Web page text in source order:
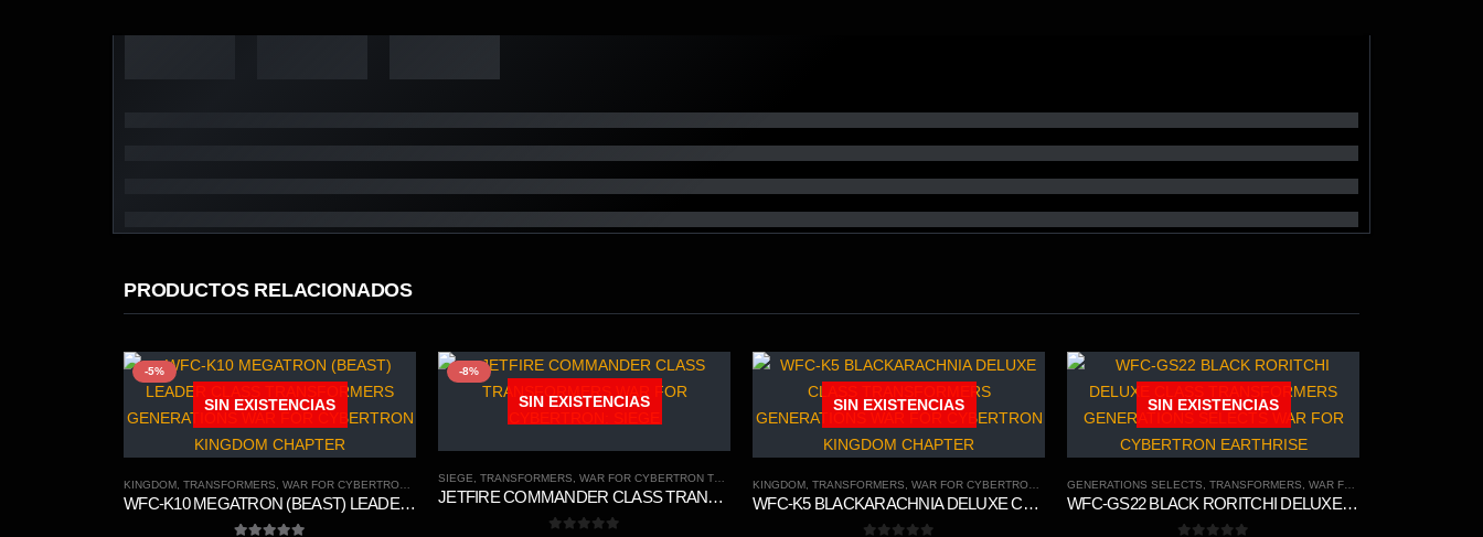
PRODUCTOS RELACIONADOS
-5%
SIN EXISTENCIAS
KINGDOM, TRANSFORMERS, WAR FOR CYBERTRON TRILOGY
WFC-K10 MEGATRON (BEAST) LEADER CLASS TRANSFORMERS GENERATIONS WAR FOR CYBERTRON KINGDOM CHAPTER
-8%
SIN EXISTENCIAS
SIEGE, TRANSFORMERS, WAR FOR CYBERTRON TRILOGY
JETFIRE COMMANDER CLASS TRANSFORMERS WAR FOR CYBERTRON: SIEGE
SIN EXISTENCIAS
KINGDOM, TRANSFORMERS, WAR FOR CYBERTRON TRILOGY
WFC-K5 BLACKARACHNIA DELUXE CLASS TRANSFORMERS GENERATIONS WAR FOR CYBERTRON KINGDOM CHAPTER
SIN EXISTENCIAS
GENERATIONS SELECTS, TRANSFORMERS, WAR FOR CYBERTRON TRILOGY
WFC-GS22 BLACK RORITCHI DELUXE CLASS TRANSFORMERS GENERATIONS SELECTS WAR FOR CYBERTRON EARTHRISE